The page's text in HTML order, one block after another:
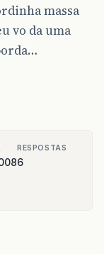
massa
vo da uma
RESPOSTAS
6